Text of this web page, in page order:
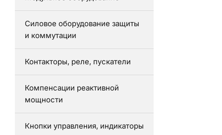
Силовое оборудование защиты
и коммутации
Контакторы, реле, пускатели
Компенсации реактивной
мощности
Кнопки управления, индикаторы